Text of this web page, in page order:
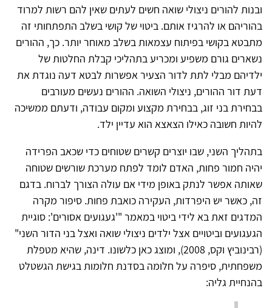
ובנות להורים ניצולי שואה חשים לעתים שאין להם רשות למרוד
בהוריהם או להרגיז אותם. ביטוי של קושי בשלב התפתחותי זה
מתבטא בקושי בפיתוח עצמאות בשלב מאוחר יותר. כך, ההורים
נשארים גורם משפיע ומכריע בתהליכי קבלת החלטות של
ילדיהם מבלי לתת לדור הצעיר אפשרות לבטא דעה נוגדת את
דעת דור ההורים, ניצולי השואה. ההורים נעשים מעורבים
בבחירת בני זוג, בבחירת מקצוע ומקום עבודה, ודעתם ממשיכה
להיות חשובה כאילו הצאצא הוא עדיין ילד.
בתהליך השני, שבו יוצרים קשרים שטוחים כדי שכאב הפרידה
יהיה חמור פחות, האדם לומד לפתח מערכת שורשים שטוחה
שאותה אפשר לנתק באופן מידי אם עולה הצורך לברוח. בדגם
זה, כאשר יש היפרדות, העקירה כואבת פחות. סיפור מקרה
המדגים זאת בא לידי ביטוי במאמר "'געגועים אסורים': סוגיית
הגעגועים וביטויים אצל ילדים ניצולי שואה ואצל בני הדור השני"
(רבינוביץ וקס, 2008), ומוצג כאן כלשונו. דינה, שהיא מטפלת
משפחתית, סיפרה על חלומה בסדנת חלומות בגישת הגשטלט
בהנחיית גליה: